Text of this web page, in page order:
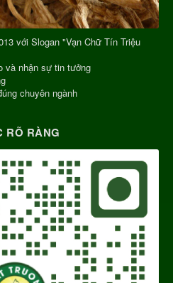
với Slogan "Vạn Chữ Tín Triệu
và nhận sự tin tưởng
chuyên ngành
RÕ RÀNG